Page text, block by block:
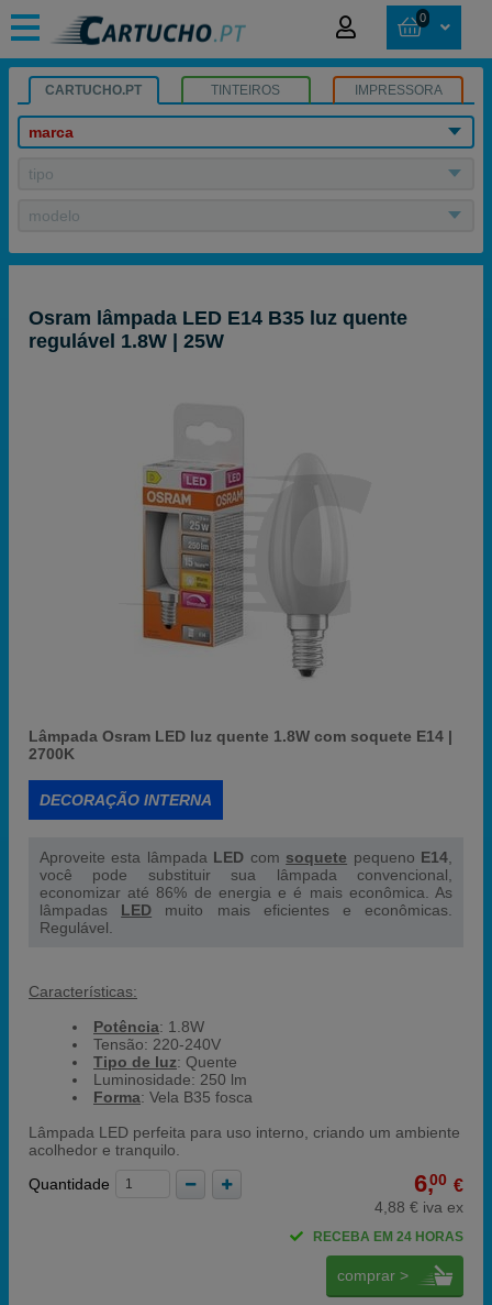
0
CARTUCHO.PT TINTEIROS IMPRESSORA
marca
tipo
modelo
Osram lâmpada LED E14 B35 luz quente
regulável 1.8W | 25W
Lâmpada Osram LED luz quente 1.8W com soquete E14 |
2700K
DECORAÇÃO INTERNA
Aproveite esta lâmpada LED com soquete pequeno E14
você pode substituir sua lâmpada convencional,
economizar até 86% de energia e é mais econômica. As
lâmpadas LED muito mais eficientes e econômicas.
Regulável.
Características:
Potência: 1.8W
Tensão: 220-240V
Tipo de luz: Quente
Luminosidade: 250 lm
Forma: Vela B35 fosca
Lâmpada LED perfeita para uso interno, criando um ambiente
acolhedor e tranquilo.
Quantidade
6,00 €
4,88 € iva ex
RECEBA EM 24 HORAS
comprar >